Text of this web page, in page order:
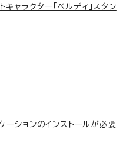
ャラクター「ベルディ」スタン
ションのインストールが必要